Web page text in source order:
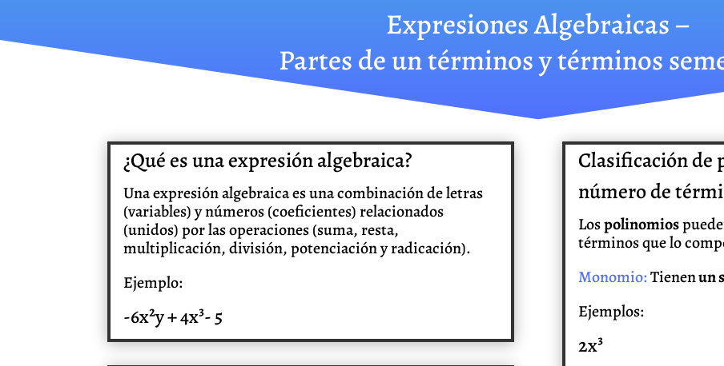
Expresiones Algebraicas –
Partes de un términos y términos
¿Qué es una expresión algebraica?
Una expresión algebraica es una combinación de letras
(variables) y números (coeficientes) relacionados
(unidos) por las operaciones (suma, resta,
multiplicación, división, potenciación y radicación).
Ejemplo:
-6x²y + 4x³- 5
Clasificación de
número de
Lospolinomios
términos que lo
Monomio:Tienenun
Ejemplos:
2x³